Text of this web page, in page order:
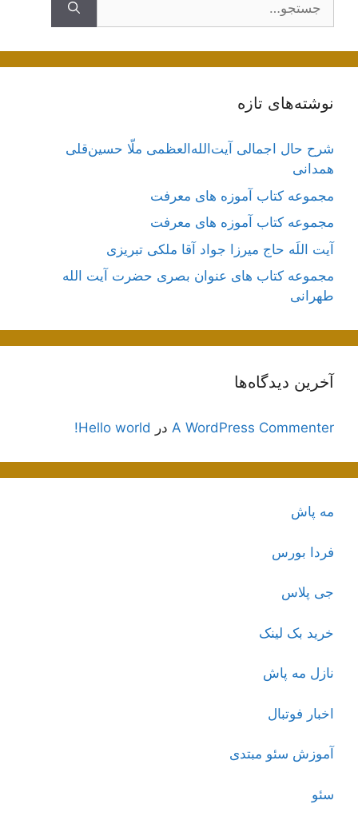
نوشته‌های تازه
شرح حال اجمالی آیت‌الله‌العظمی ملّا حسین‌قلی
همدانی
مجموعه کتاب آموزه های معرفت
مجموعه کتاب آموزه های معرفت
آیت اللَه حاج میرزا جواد آقا ملکی تبریزی
مجموعه کتاب های عنوان بصری حضرت آیت الله
طهرانی
آخرین دیدگاه‌ها
A WordPress Commenter در Hello world!
مه پاش
فردا بورس
جی پلاس
خرید بک لینک
نازل مه پاش
اخبار فوتبال
آموزش سئو مبتدی
سئو